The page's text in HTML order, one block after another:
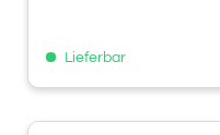
Lieferbar